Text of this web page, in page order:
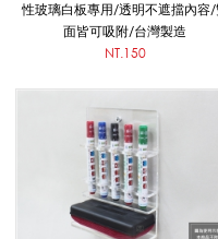
白
板
性玻璃白板專用/透明不遮擋內容/
面皆可吸附/台灣製造
NT.150